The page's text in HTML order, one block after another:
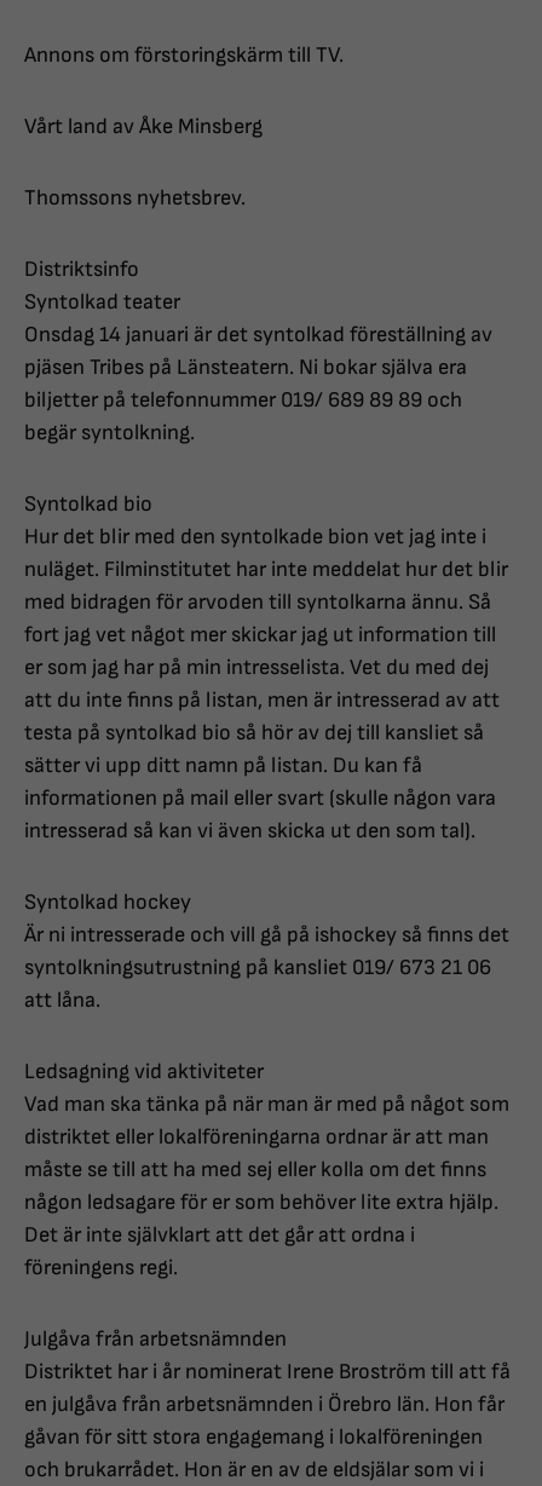
Annons om förstoringskärm till TV.
Vårt land av Åke Minsberg
Thomssons nyhetsbrev.
Distriktsinfo
Syntolkad teater
Onsdag 14 januari är det syntolkad föreställning av
pjäsen Tribes på Länsteatern. Ni bokar själva era
biljetter på telefonnummer 019/ 689 89 89 och
begär syntolkning.
Syntolkad bio
Hur det blir med den syntolkade bion vet jag inte i
nuläget. Filminstitutet har inte meddelat hur det blir
med bidragen för arvoden till syntolkarna ännu. Så
fort jag vet något mer skickar jag ut information till
er som jag har på min intresselista. Vet du med dej
att du inte finns på listan, men är intresserad av att
testa på syntolkad bio så hör av dej till kansliet så
sätter vi upp ditt namn på listan. Du kan få
informationen på mail eller svart (skulle någon vara
intresserad så kan vi även skicka ut den som tal).
Syntolkad hockey
Är ni intresserade och vill gå på ishockey så finns det
syntolkningsutrustning på kansliet 019/ 673 21 06
att låna.
Ledsagning vid aktiviteter
Vad man ska tänka på när man är med på något som
distriktet eller lokalföreningarna ordnar är att man
måste se till att ha med sej eller kolla om det finns
någon ledsagare för er som behöver lite extra hjälp.
Det är inte självklart att det går att ordna i
föreningens regi.
Julgåva från arbetsnämnden
Distriktet har i år nominerat Irene Broström till att få
en julgåva från arbetsnämnden i Örebro län. Hon får
gåvan för sitt stora engagemang i lokalföreningen
och brukarrådet. Hon är en av de eldsjälar som vi i